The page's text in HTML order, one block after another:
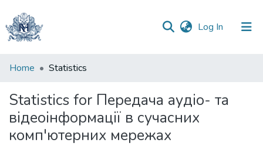
Log In (current)
Communities
Collections
All of DSpace
Home Statistics
Statistics for Передача аудіо- та
відеоінформації в сучасних
комп'ютерних мережах